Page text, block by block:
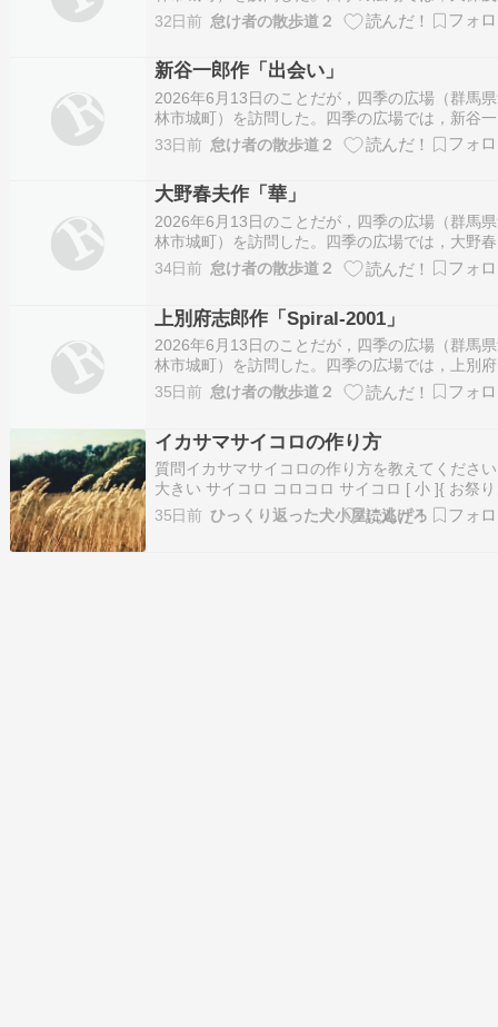
作「花咲くころ」という作品を鑑賞する予定だっ
た。この作品は，第16回国民文化祭・彫刻展
谷市出身の彫刻家。ところが，設置されているは
ず…
32日前 怠け者の散歩道２
新谷一郎作「出会い」
2026年6月13日のことだが，四季の広場（群馬
林市城町）を訪問した。四季の広場では，新谷
作「出会い」という作品を鑑賞した。第16回国
文化祭・彫刻展（2001年）の入賞作品。新谷一
れているプレートには，出身地の記載として…
33日前 怠け者の散歩道２
大野春夫作「華」
2026年6月13日のことだが，四季の広場（群馬
林市城町）を訪問した。四季の広場では，大野
作「華」という作品を鑑賞した。第16回国民文
祭・彫刻展（2001年）の入賞作品。大野春夫氏
は大野春夫氏の「稜」という作品も展示されて…
34日前 怠け者の散歩道２
上別府志郎作「Spiral-2001」
2026年6月13日のことだが，四季の広場（群馬
林市城町）を訪問した。四季の広場では，上別
郎作「Spiral-2001」 という作品を鑑賞した。第
回国民文化祭・彫刻展（2001年）の入賞作品。
し，現地に設置されているプ…
35日前 怠け者の散歩道２
イカサマサイコロの作り方
質問イカサマサイコロの作り方を教えてください
大きい サイコロ コロコロ サイコロ [ 小 ]{ お祭り
縁日 子供会 イベント 景品 夏祭り イベント 学園
文化祭 すごろく 祭り 縁日 }価格:1293円(2026/
35日前 ひっくり返った犬小屋に逃げろ